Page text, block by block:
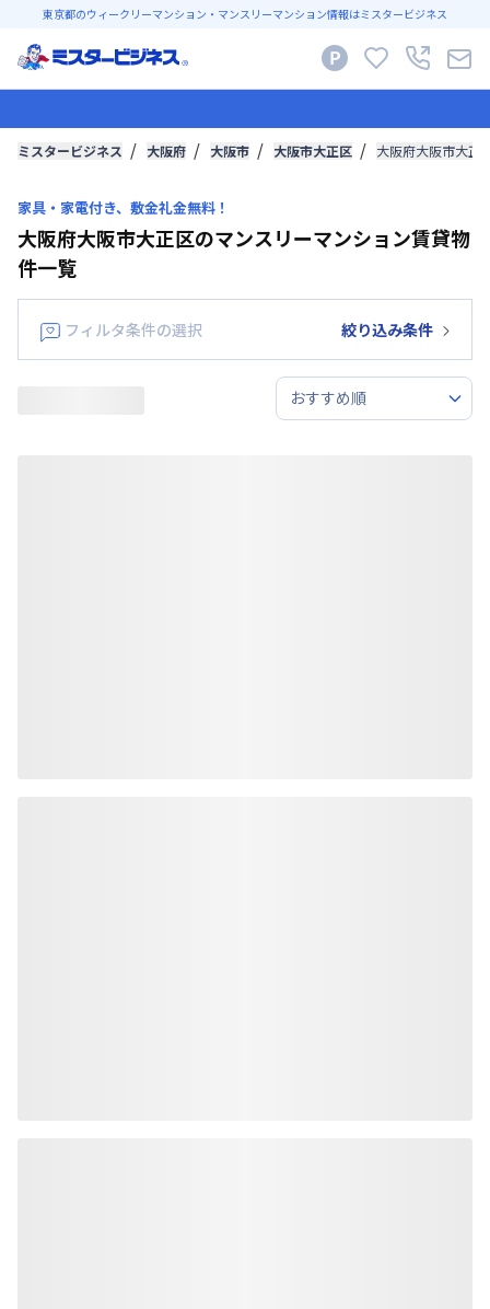
東京都のウィークリーマンション・マンスリーマンション情報はミスタービジネス
ミスタービジネス 大阪府 大阪市 大阪市大正区 大阪府大阪市大正
家具・家電付き、敷金礼金無料！
大阪府大阪市大正区のマンスリーマンション賃貸物
件一覧
フィルタ条件の選択 絞り込み条件